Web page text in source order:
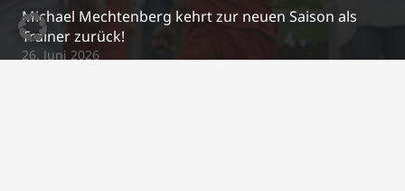
Michael Mechtenberg kehrt zur neuen Saison als
Trainer zurück!
26. Juni 2026